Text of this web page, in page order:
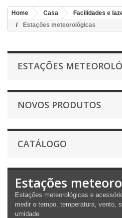
Home Casa
Facilidades e
Estações meteorológicas
ESTAÇÕES
NOVOS PRODUTOS
CATÁLOGO
Estações
Estações meteorológicas e
medir o tempo, temperatura, vento,
umidade